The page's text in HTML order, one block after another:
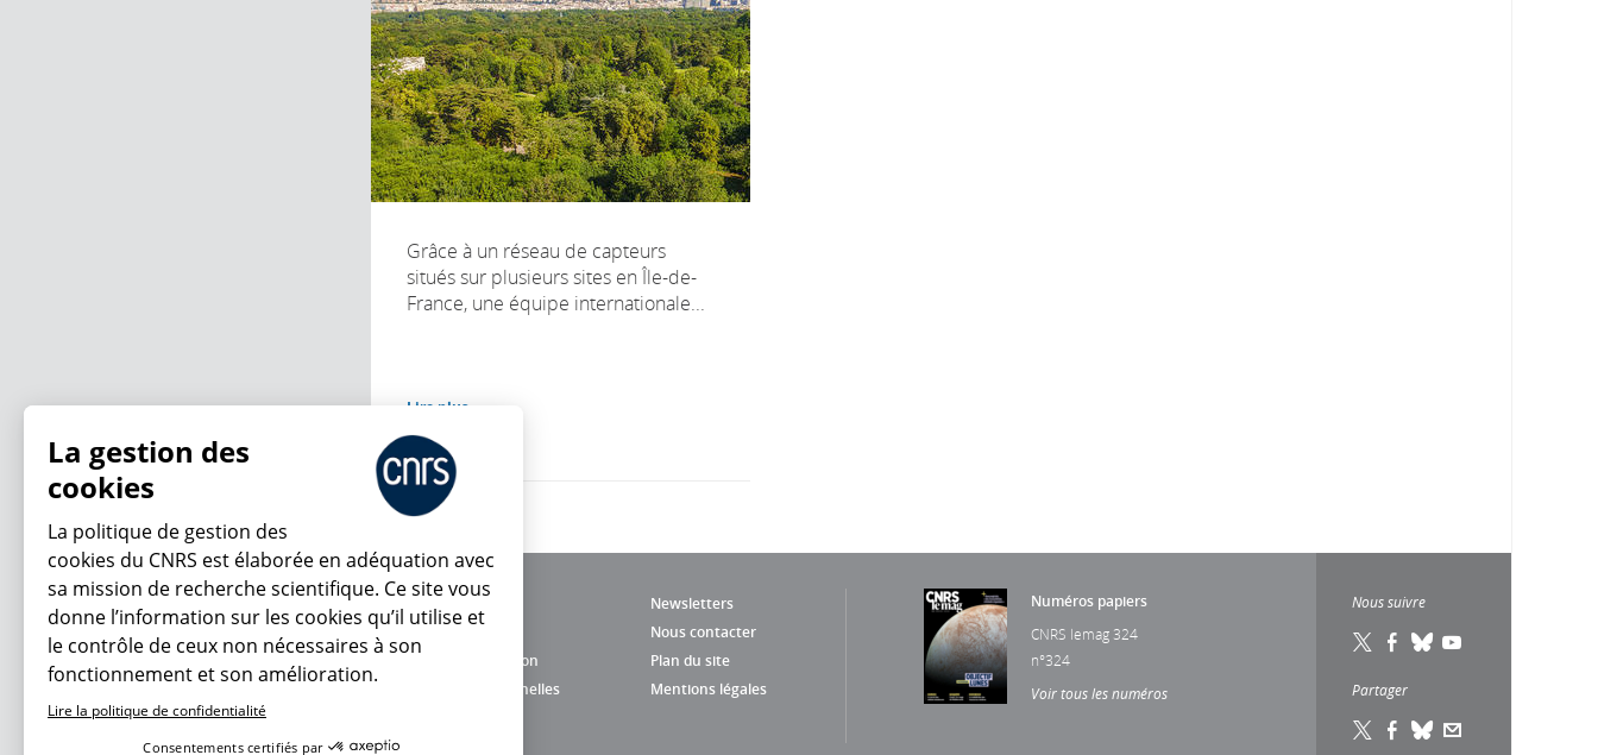
Grâce à un réseau de capteurs
situés sur plusieurs sites en Île-de-
France, une équipe internationale...
Lire plus
Newsletters
Nous contacter
Charte d'utilisation
Plan du site
Données personnelles
Mentions légales
Numéros papiers
CNRS lemag 324
n°324
Voir tous les numéros
Nous suivre
Partager
En ce moment
La gestion des
cookies
La politique de gestion des
cookies du CNRS est élaborée en adéquation avec
sa mission de recherche scientifique. Ce site vous
donne l’information sur les cookies qu’il utilise et
le contrôle de ceux non nécessaires à son
fonctionnement et son amélioration.
Lire la politique de confidentialité
Consentements certifiés par